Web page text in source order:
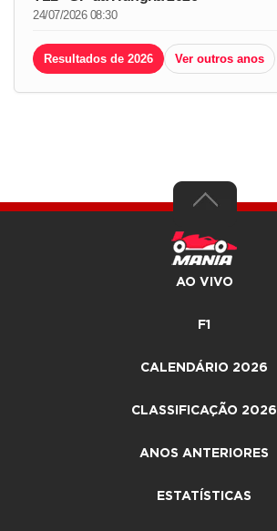
24/07/2026 08:30
Resultados de 2026 Ver outros anos
AO VIVO
F1
CALENDÁRIO 2026
CLASSIFICAÇÃO 2026
ANOS ANTERIORES
ESTATÍSTICAS